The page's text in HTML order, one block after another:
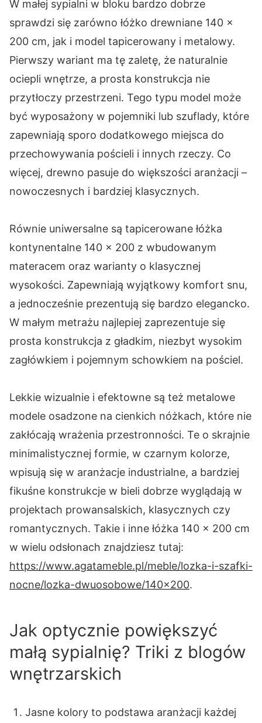
W małej sypialni w bloku bardzo dobrze
sprawdzi się zarówno łóżko drewniane 140 ×
200 cm, jak i model tapicerowany i metalowy.
Pierwszy wariant ma tę zaletę, że naturalnie
ociepli wnętrze, a prosta konstrukcja nie
przytłoczy przestrzeni. Tego typu model może
być wyposażony w pojemniki lub szuflady, które
zapewniają sporo dodatkowego miejsca do
przechowywania pościeli i innych rzeczy. Co
więcej, drewno pasuje do większości aranżacji –
nowoczesnych i bardziej klasycznych.
Równie uniwersalne są tapicerowane łóżka
kontynentalne 140 × 200 z wbudowanym
materacem oraz warianty o klasycznej
wysokości. Zapewniają wyjątkowy komfort snu,
a jednocześnie prezentują się bardzo elegancko.
W małym metrażu najlepiej zaprezentuje się
prosta konstrukcja z gładkim, niezbyt wysokim
zagłówkiem i pojemnym schowkiem na pościel.
Lekkie wizualnie i efektowne są też metalowe
modele osadzone na cienkich nóżkach, które nie
zakłócają wrażenia przestronności. Te o skrajnie
minimalistycznej formie, w czarnym kolorze,
wpisują się w aranżacje industrialne, a bardziej
fikuśne konstrukcje w bieli dobrze wyglądają w
projektach prowansalskich, klasycznych czy
romantycznych. Takie i inne łóżka 140 × 200 cm
w wielu odsłonach znajdziesz tutaj:
https://www.agatameble.pl/meble/lozka-i-szafki-
nocne/lozka-dwuosobowe/140×200.
Jak optycznie powiększyć
małą sypialnię? Triki z blogów
wnętrzarskich
Jasne kolory to podstawa aranżacji każdej